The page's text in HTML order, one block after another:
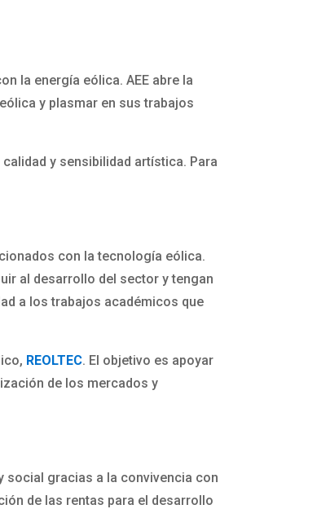
la energía eólica. AEE abre la
y plasmar en sus trabajos
y sensibilidad artística. Para
con la tecnología eólica.
al desarrollo del sector y tengan
a los trabajos académicos que
REOLTEC. El objetivo es apoyar
de los mercados y
social gracias a la convivencia con
de las rentas para el desarrollo